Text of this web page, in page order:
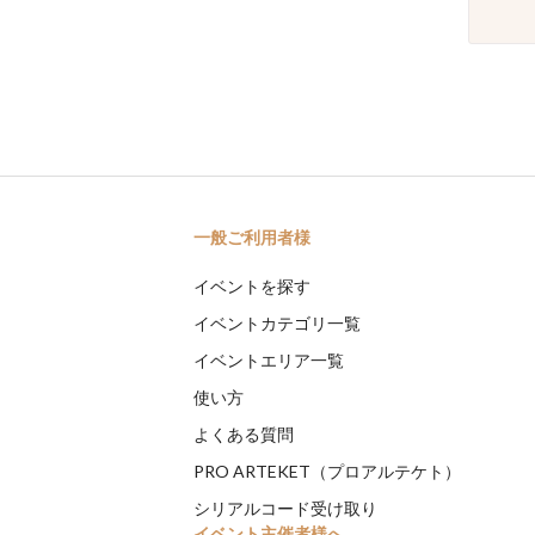
一般ご利用者様
イベントを探す
イベントカテゴリ一覧
イベントエリア一覧
使い方
よくある質問
PRO ARTEKET（プロアルテケト）
シリアルコード受け取り